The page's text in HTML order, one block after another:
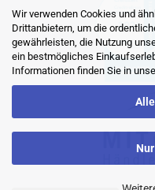
Wir verwenden Cookies und
Drittanbietern, um die
gewährleisten, die Nutzung
ein bestmögliches
Informationen finden Sie in